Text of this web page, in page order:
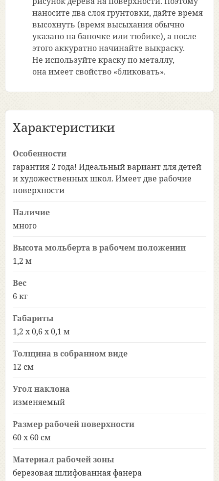
наносите два слоя грунтовки, дайте время
высохнуть (времявысыхания обычно
указано на баночке или тюбике), а после
этого аккуратно начинайте выкраску.
Не используйте краску по металлу,
она имеет свойство «бликовать».
Характеристики
Особенности
гарантия 2 года! Идеальный вариант для детей
и художественных школ. Имеет две рабочие
поверхности
Наличие
много
Высота мольберта в рабочем положении
1,2 м
Вес
6 кг
Габариты
1,2 х 0,6 х 0,1 м
Толщина в собранном виде
12 см
Угол наклона
изменяемый
Размер рабочей поверхности
60 х 60 см
Материал рабочей зоны
березовая шлифованная фанера